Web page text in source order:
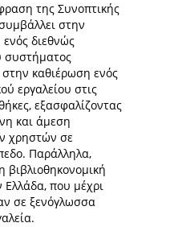
της Συνοπτικής
στην
διεθνώς
συστήματος
καθιέρωση ενός
εργαλείου στις
εξασφαλίζοντας
και άμεση
χρηστών σε
Παράλληλα,
βιβλιοθηκονομική
Ελλάδα, που μέχρι
σε ξενόγλωσσα